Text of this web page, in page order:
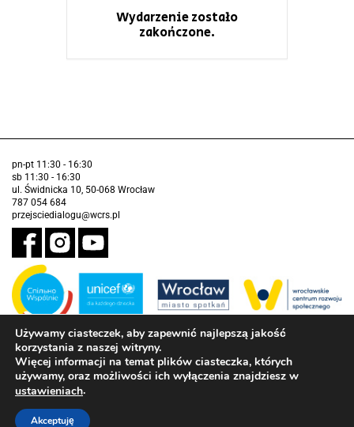
Wydarzenie zostało
zakończone.
pn-pt 11:30 - 16:30
sb 11:30 - 16:30
ul. Świdnicka 10, 50-068 Wrocław
787 054 684
przejsciedialogu@wcrs.pl
Zadanie realizowane ze środków Gminy Wrocław w partnerstwie z
Funduszem Narodów Zjednoczonych na Rzecz Dzieci (UNICEF)
Deklaracja dostępności
Używamy ciasteczek, aby zapewnić najlepszą jakość
korzystania z naszej witryny.
Więcej informacji na temat plików ciasteczka, których
używamy, oraz możliwości ich wyłączenia znajdziesz w
ustawieniach.
Akceptuję